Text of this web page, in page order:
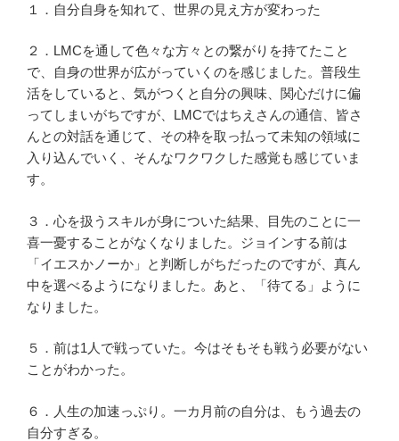
１．自分自身を知れて、世界の見え方が変わった
２．LMCを通して色々な方々との繋がりを持てたこと
で、自身の世界が広がっていくのを感じました。普段生
活をしていると、気がつくと自分の興味、関心だけに偏
ってしまいがちですが、LMCではちえさんの通信、皆さ
んとの対話を通じて、その枠を取っ払って未知の領域に
入り込んでいく、そんなワクワクした感覚も感じていま
す。
３．心を扱うスキルが身についた結果、目先のことに一
喜一憂することがなくなりました。ジョインする前は
「イエスかノーか」と判断しがちだったのですが、真ん
中を選べるようになりました。あと、「待てる」ように
なりました。
５．前は1人で戦っていた。今はそもそも戦う必要がない
ことがわかった。
６．人生の加速っぷり。一カ月前の自分は、もう過去の
自分すぎる。